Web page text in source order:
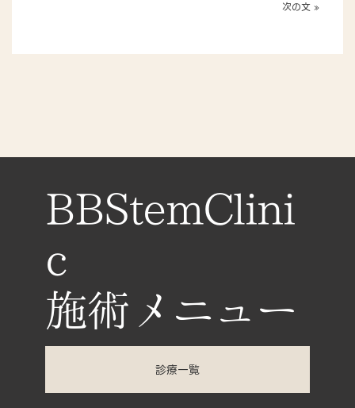
次の文 »
BBStemClini
c
診療一覧